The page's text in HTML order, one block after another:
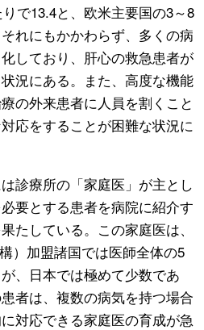
で13.4と、欧米主要国の3～8
れにもかかわらず、多くの病
しており、肝心の救急患者が
況にある。また、高度な機能
の外来患者に人員を割くこと
応をすることが困難な状況に
診療所の「家庭医」が主とし
要とする患者を病院に紹介す
たしている。この家庭医は、
）加盟諸国では医師全体の5
、日本では極めて少数であ
者は、複数の病気を持つ場合
対応できる家庭医の育成が急